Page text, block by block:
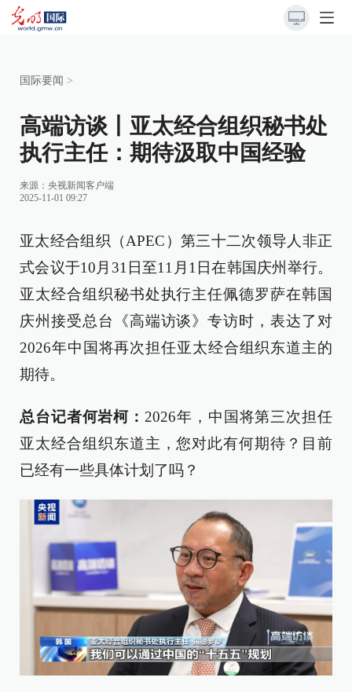
国际要闻 >
高端访谈丨亚太经合组织秘书处
执行主任：期待汲取中国经验
来源： 央视新闻客户端
2025-11-01 09:27
亚太经合组织（APEC）第三十二次领导人非正
式会议于10月31日至11月1日在韩国庆州举行。
亚太经合组织秘书处执行主任佩德罗萨在韩国
庆州接受总台《高端访谈》专访时，表达了对
2026年中国将再次担任亚太经合组织东道主的
期待。
总台记者何岩柯： 2026年，中国将第三次担任
亚太经合组织东道主，您对此有何期待？目前
已经有一些具体计划了吗？